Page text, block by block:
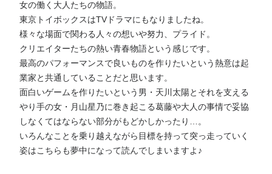
女の働く大人たちの物語。
東京トイボックスはTVドラマにもなりましたね。
様々な場面で関わる人々の想いや努力、プライド。
クリエイターたちの熱い青春物語という感じです。
最高のパフォーマンスで良いものを作りたいという熱意は起
業家と共通していることだと思います。
面白いゲームを作りたいという男・天川太陽とそれを支える
やり手の女・月山星乃に巻き起こる葛藤や大人の事情で妥協
しなくてはならない部分がもどかしかったり…。
いろんなことを乗り越えながら目標を持って突っ走っていく
姿はこちらも夢中になって読んでしまいますよ♪